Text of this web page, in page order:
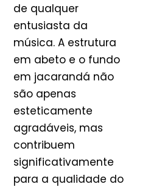
de qualquer
entusiasta da
música. A estrutura
em abeto e o fundo
em jacarandá não
são apenas
esteticamente
agradáveis, mas
contribuem
significativamente
para a qualidade do